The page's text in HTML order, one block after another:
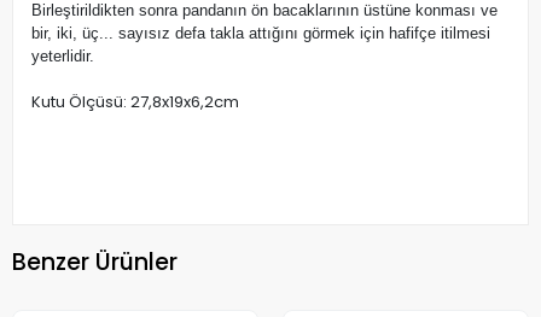
Birleştirildikten sonra pandanın ön bacaklarının üstüne konması ve
bir, iki, üç... sayısız defa takla attığını görmek için hafifçe itilmesi
yeterlidir.
Kutu Ölçüsü: 27,8x19x6,2cm
Benzer Ürünler